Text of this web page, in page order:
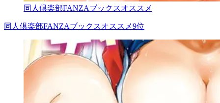
同人倶楽部FANZAブックスオススメ
同人倶楽部FANZAブックスオススメ9位